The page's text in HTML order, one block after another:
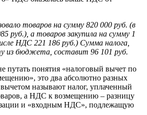
товаров на сумму 820 000 руб. (в
руб.), а товаров закупила на сумму 1
НДС 221 186 руб.) Сумма налога,
из бюджета, составит 96 101 руб.
путать понятия «налоговый вычет по
это два абсолютно разных
называют налог, уплаченный
а НДС к возмещению – разницу
и «входным НДС», подлежащую